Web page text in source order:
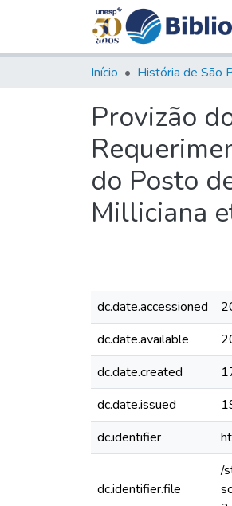
Início História de São
Provizão
do Posto
Milliciana
dc.date.accessioned
dc.date.available
dc.date.created
dc.date.issued
dc.identifier
dc.identifier.file
/